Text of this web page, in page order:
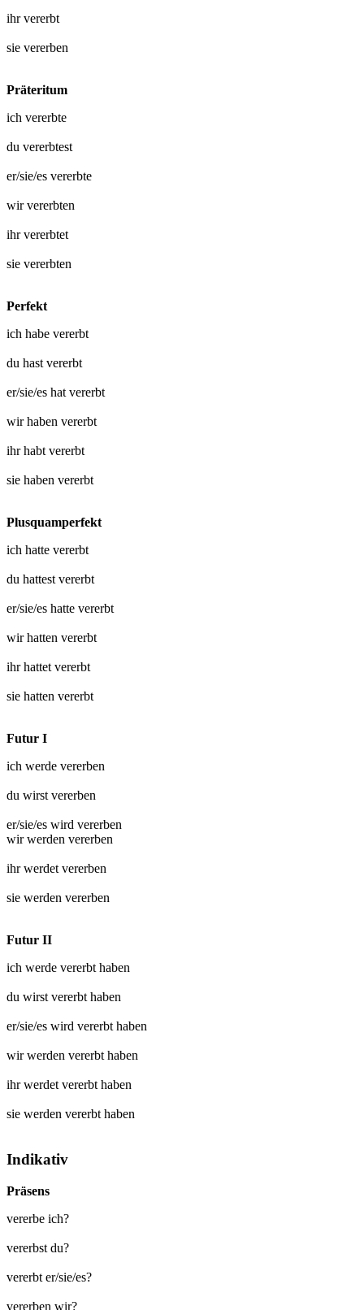
ihrvererbt
sie vererben
Präteritum
ich vererbte
du vererbtest
er/sie/es vererbte
wirvererbten
ihrvererbtet
sie vererbten
Perfekt
ich habe vererbt
du hast vererbt
er/sie/es hat vererbt
wir haben vererbt
ihr habt vererbt
sie haben vererbt
Plusquamperfekt
ich hatte vererbt
du hattest vererbt
er/sie/es hatte vererbt
wir hatten vererbt
ihr hattet vererbt
sie hatten vererbt
Futur I
ich werde vererben
du wirst vererben
er/sie/es wird vererben
wir werden vererben
ihr werdet vererben
sie werden vererben
Futur II
ich werde vererbt haben
du wirst vererbt haben
er/sie/es wird vererbt haben
wir werden vererbt haben
ihr werdet vererbt haben
sie werden vererbt haben
Indikativ
Präsens
vererbe ich?
vererbst du?
vererbt er/sie/es?
vererben wir?